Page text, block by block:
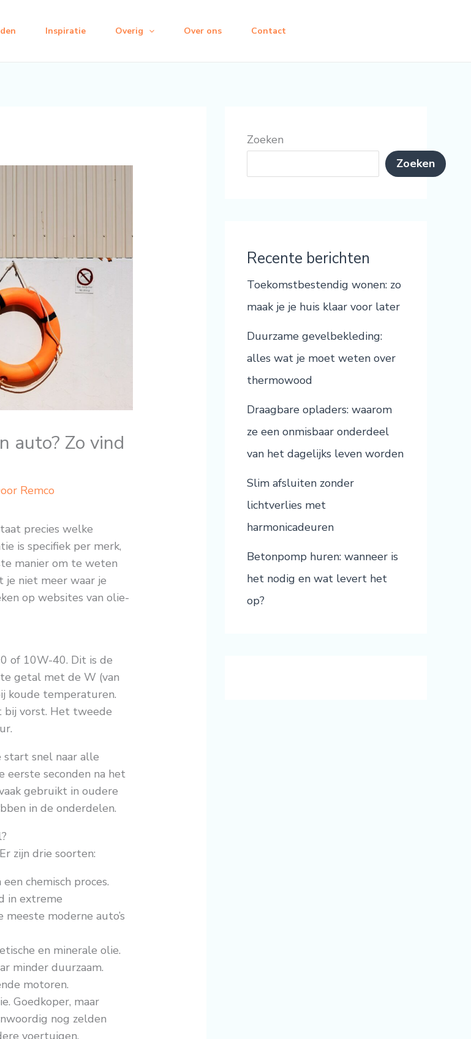
Inspiratie Overig Over ons Contact
auto? Zo vind
Remco
precies welke
is specifiek per merk,
manier om te weten
niet meer waar je
op websites van olie-
of 10W-40. Dit is de
getal met de W (van
koude temperaturen.
bij vorst. Het tweede
snel naar alle
seconden na het
gebruikt in oudere
in de onderdelen.
zijn drie soorten:
chemisch proces.
in extreme
moderne auto’s
en minerale olie.
minder duurzaam.
motoren.
Goedkoper, maar
nog zelden
voertuigen.
Zoeken
Zoeken
Recente berichten
Toekomstbestendig wonen: zo
maak je je huis klaar voor later
Duurzame gevelbekleding:
alles wat je moet weten over
thermowood
Draagbare opladers: waarom
ze een onmisbaar onderdeel
van het dagelijks leven worden
Slim afsluiten zonder
lichtverlies met
harmonicadeuren
Betonpomp huren: wanneer is
het nodig en wat levert het
op?